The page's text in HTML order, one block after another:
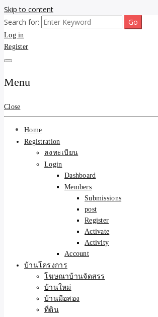
Skip to content
รับจ้างโพสต์ขายบ้
ความคุ้มค่า "ถูกแ
การันตีงานดี 100%
ขายบ้านไม่ออก ขายสินค้าไม่ได้ บอกเรา! รับจ้าง
Search for:
Log in
Register
Menu
Close
Home
Registration
ลงทะเบียน
Login
Dashboard
Members
Submissions
post
Register
Activate
Activity
Account
บ้านโครงการ
โฆษณาบ้านจัดสรร
บ้านใหม่
บ้านมือสอง
ที่ดิน